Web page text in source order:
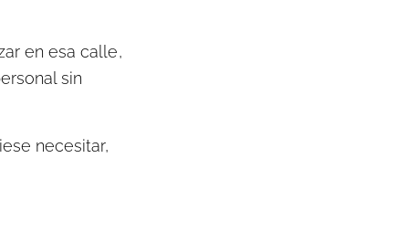
en esa calle,
sin
necesitar,